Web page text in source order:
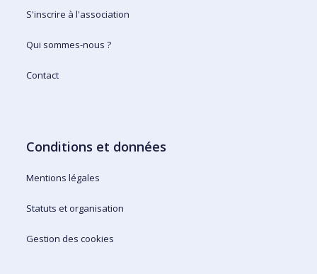
S'inscrire à l'association
Qui sommes-nous ?
Contact
Conditions et données
Mentions légales
Statuts et organisation
Gestion des cookies